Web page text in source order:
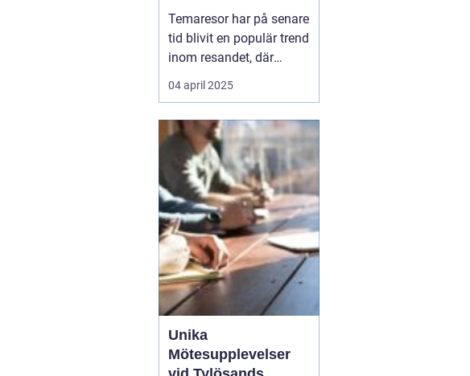
Temaresor har på senare
tid blivit en populär trend
inom resandet, där
resenärer får möjlighet
att fördjupa sig i
passioner medan de
utforskar nya
destinationer. Oavsett
om det handlar om...
04 april 2025
Unika
Mötesupplevelser